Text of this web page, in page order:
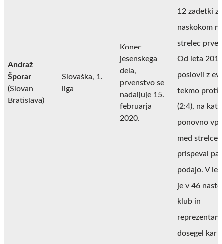
Andraž
Šporar
(Slovan
Bratislava)
Slovaška, 1.
liga
Konec
jesenskega
dela,
prvenstvo se
nadaljuje 15.
februarja
2020.
12 zadetki z
naskokom
strelec
Od leta
poslovil z
tekmo proti
(2:4), na
ponovno
med strelce,
prispeval pa
podajo. V
je v 46
klub in
dosegel kar